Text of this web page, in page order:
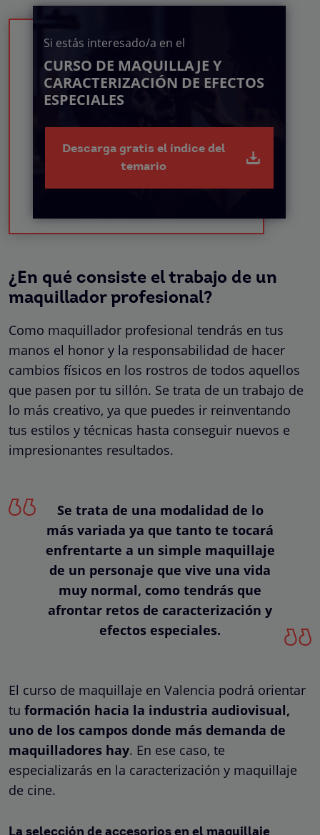
Si estás interesado/a en el
CURSO DE MAQUILLAJE Y
CARACTERIZACIÓN DE EFECTOS
ESPECIALES
Descarga gratis el índice del
temario
¿En qué consiste el trabajo de un
maquillador profesional?
Como maquillador profesional tendrás en tus
manos el honor y la responsabilidad de hacer
cambios físicos en los rostros de todos aquellos
que pasen por tu sillón. Se trata de un trabajo de
lo más creativo, ya que puedes ir reinventando
tus estilos y técnicas hasta conseguir nuevos e
impresionantes resultados.
Se trata de una modalidad de lo
más variada ya que tanto te tocará
enfrentarte a un simple maquillaje
de un personaje que vive una vida
muy normal, como tendrás que
afrontar retos de caracterización y
efectos especiales.
El curso de maquillaje en Valencia podrá orientar
tu formación hacia la industria audiovisual,
uno de los campos donde más demanda de
maquilladores hay. En ese caso, te
especializarás en la caracterización y maquillaje
de cine.